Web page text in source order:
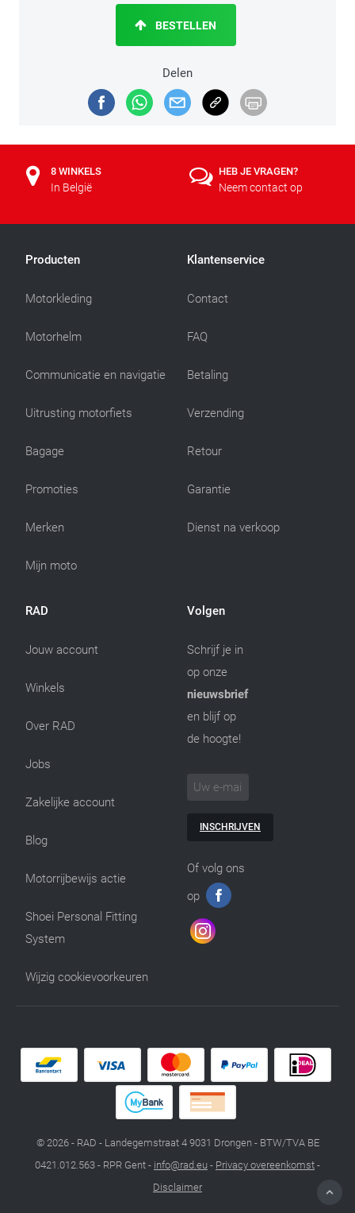
Delen
BESTELLEN
8 WINKELS
In België
HEB JE VRAGEN?
Neem contact op
Producten
Motorkleding
Motorhelm
Communicatie en navigatie
Uitrusting motorfiets
Bagage
Promoties
Merken
Mijn moto
Klantenservice
Contact
FAQ
Betaling
Verzending
Retour
Garantie
Dienst na verkoop
RAD
Jouw account
Winkels
Over RAD
Jobs
Zakelijke account
Blog
Motorrijbewijs actie
Shoei Personal Fitting
System
Wijzig cookievoorkeuren
Volgen
Schrijf je in
op onze
nieuwsbrief
en blijf op
de hoogte!
INSCHRIJVEN
Of volg ons
op
© 2026 - RAD - Landegemstraat 4 9031 Drongen - BTW/TVA BE
0421.012.563 - RPR Gent - info@rad.eu - Privacy overeenkomst -
Disclaimer